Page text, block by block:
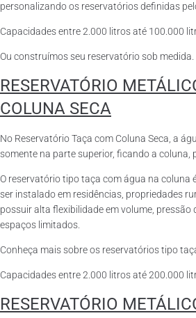
personalizando os reservatórios definidas
Capacidades entre 2.000 litros até 100.000
Ou construímos seu reservatório sob medida.
RESERVATÓRIO
COLUNA SECA
No Reservatório Taça com Coluna Seca, a
somente na parte superior, ficando a coluna,
O reservatório tipo taça com água na coluna
ser instalado em residências, propriedades
possuir alta flexibilidade em volume, pressão
espaços limitados.
Conheça mais sobre os reservatórios tipo
Capacidades entre 2.000 litros até 200.000
RESERVATÓRIO